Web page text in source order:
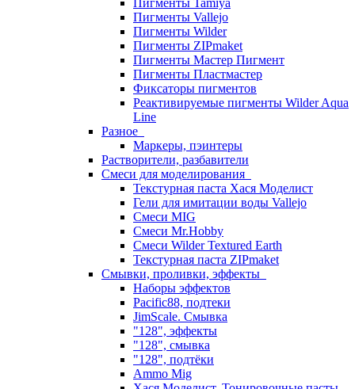
Пигменты Tamiya
Пигменты Vallejo
Пигменты Wilder
Пигменты ZIPmaket
Пигменты Мастер Пигмент
Пигменты Пластмастер
Фиксаторы пигментов
Реактивируемые пигменты Wilder Aqua
Line
Разное
Маркеры, пэинтеры
Растворители, разбавители
Смеси для моделирования
Текстурная паста Хася Моделист
Гели для имитации воды Vallejo
Смеси MIG
Смеси Mr.Hobby
Смеси Wilder Textured Earth
Текстурная паста ZIPmaket
Смывки, проливки, эффекты
Наборы эффектов
Pacific88, подтеки
JimScale. Смывка
"128", эффекты
"128", смывка
"128", подтёки
Ammo Mig